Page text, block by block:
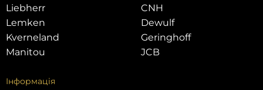
Liebherr
Lemken
Kverneland
Manitou
CNH
Dewulf
Geringhoff
JCB
Інформація